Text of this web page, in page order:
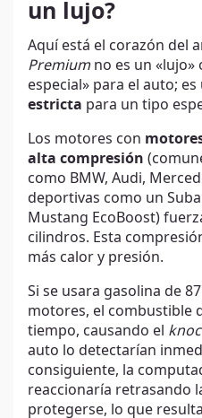
un lujo?
Aquí está el corazón del
Premiumno es un «lujo»
especial» para el auto; es
estricta para un tipo
Los motores con
alta compresión
como BMW, Audi,
deportivas como un
Mustang EcoBoost)
cilindros. Esta
más calor y presión.
Si se usara gasolina de
motores, el combustible
tiempo, causando el
auto lo detectarían
consiguiente, la
reaccionaría retrasando
protegerse, lo que